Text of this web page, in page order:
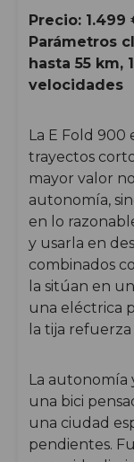
Precio: 1.499
Parámetros
hasta 55 km,
velocidades
La E Fold 900
trayectos
mayor valor
autonomía,
en lo
y usarla en
combinados
la sitúan en
una eléctrica
la tija
La autonomía
una bici
una ciudad
pendientes.